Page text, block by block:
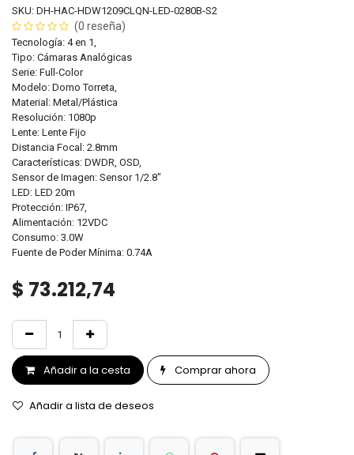
SKU: DH-HAC-HDW1209CLQN-LED-0280B-S2
(0 reseña)
Tecnología: 4 en 1,
Tipo: Cámaras Analógicas
Serie: Full-Color
Modelo: Domo Torreta,
Material: Metal/Plástica
Resolución: 1080p
Lente: Lente Fijo
Distancia Focal: 2.8mm
Características: DWDR, OSD,
Sensor de Imagen: Sensor 1/2.8"
LED: LED 20m
Protección: IP67,
Alimentación: 12VDC
Consumo: 3.0W
Fuente de Poder Mínima: 0.74A
$ 73.212,74
Añadir a la cesta Comprar ahora
Añadir a lista de deseos